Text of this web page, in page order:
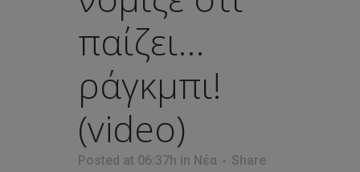
παίζει…
ράγκμπι!
(video)
Posted at 06:37h in Νέα Share